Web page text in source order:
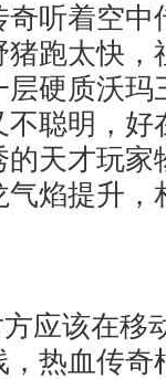
听着空中
跑太快，
硬质沃玛
聪明，好
的天才玩
焰提升，
应该在移
热血传奇